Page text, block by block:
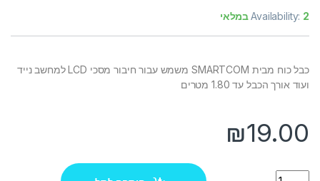
Availability: 2 במלאי
כבל כוח מבית SMARTCOM משמש עבור חיבור מסכי LCD למחשב נייד
ועוד אורך הכבל עד 1.80 מטרים
₪19.00
Quantity